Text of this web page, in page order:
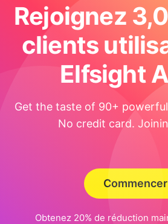
Rejoignez
clients
Elfsight
Get the taste of 90+
No credit card.
Commencer
Obtenez 20% de réduction